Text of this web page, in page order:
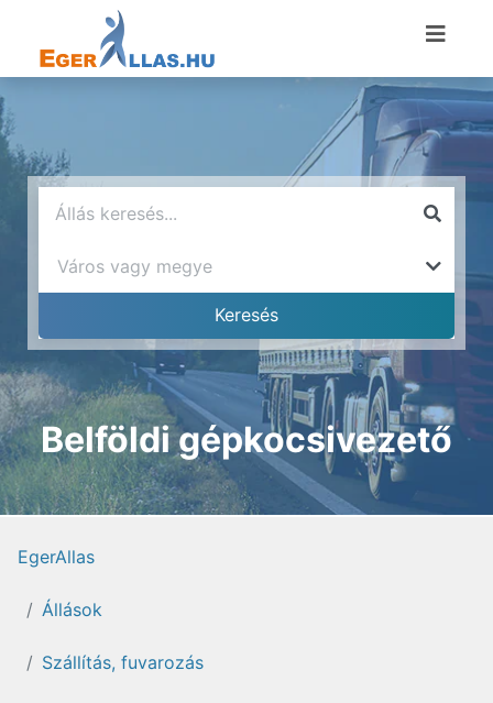
Belföldi gépkocsivezető
EgerAllas
Állások
Szállítás, fuvarozás